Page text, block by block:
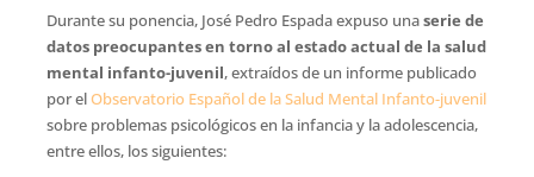
Durante su ponencia, José Pedro Espada expuso unaserie de
datos preocupantes en torno al estado actual de la salud
mental infanto-juvenil, extraídos de un informe publicado
por elObservatorio Español de la Salud Mental Infanto-juvenil
sobre problemas psicológicos en la infancia y la adolescencia,
entre ellos, los siguientes: